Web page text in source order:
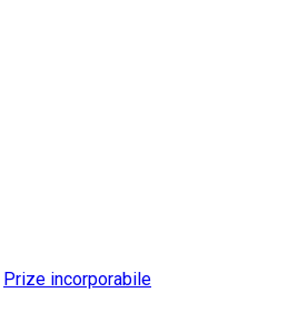
Prize incorporabile